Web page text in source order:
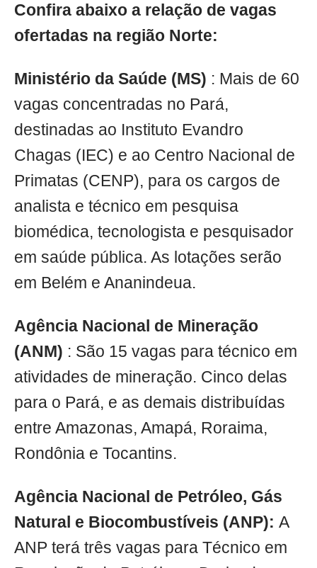
Confira abaixo a relação de vagas
ofertadas na região Norte:
Ministério da Saúde (MS) : Mais de 60
vagas concentradas no Pará,
destinadas ao Instituto Evandro
Chagas (IEC) e ao Centro Nacional de
Primatas (CENP), para os cargos de
analista e técnico em pesquisa
biomédica, tecnologista e pesquisador
em saúde pública. As lotações serão
em Belém e Ananindeua.
Agência Nacional de Mineração
(ANM) : São 15 vagas para técnico em
atividades de mineração. Cinco delas
para o Pará, e as demais distribuídas
entre Amazonas, Amapá, Roraima,
Rondônia e Tocantins.
Agência Nacional de Petróleo, Gás
Natural e Biocombustíveis (ANP): A
ANP terá três vagas para Técnico em